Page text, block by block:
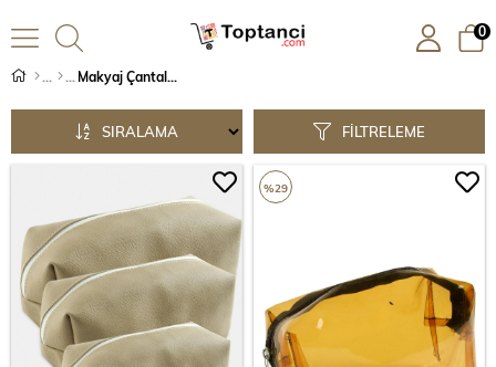
0
Makyaj Çantaları
FILTRELEME
SIRALAMA
%29